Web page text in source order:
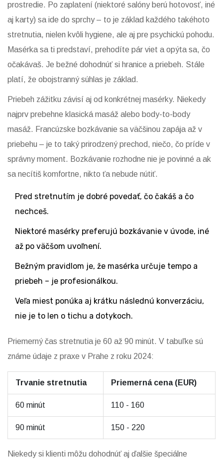
prostredie. Po zaplatení (niektoré salóny berú hotovosť, iné
aj karty) sa ide do sprchy – to je základ každého takéhoto
stretnutia, nielen kvôli hygiene, ale aj pre psychickú pohodu.
Masérka sa ti predstaví, prehodíte pár viet a opýta sa, čo
očakávaš. Je bežné dohodnúť si hranice a priebeh. Stále
platí, že obojstranný súhlas je základ.
Priebeh zážitku závisí aj od konkrétnej masérky. Niekedy
najprv prebehne klasická masáž alebo body-to-body
masáž. Francúzske bozkávanie sa väčšinou zapája až v
priebehu – je to taký prirodzený prechod, niečo, čo príde v
správny moment. Bozkávanie rozhodne nie je povinné a ak
sa necítiš komfortne, nikto ťa nebude nútiť.
Pred stretnutím je dobré povedať, čo čakáš a čo
nechceš.
Niektoré masérky preferujú bozkávanie v úvode, iné
až po väčšom uvoľnení.
Bežným pravidlom je, že masérka určuje tempo a
priebeh – je profesionálkou.
Veľa miest ponúka aj krátku následnú konverzáciu,
nie je to len o tichu a dotykoch.
Priemerný čas stretnutia je 60 až 90 minút. V tabuľke sú
známe údaje z praxe v Prahe z roku 2024:
Trvanie stretnutia Priemerná cena (EUR)
60 minút 110 - 160
90 minút 150 - 220
Niekedy si klienti môžu dohodnúť aj ďalšie špeciálne